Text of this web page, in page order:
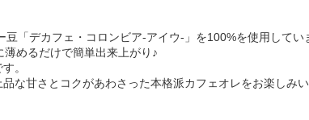
「デカフェ・コロンビア-アイウ-」を100%を使用してい
めるだけで簡単出来上がり♪
。
な甘さとコクがあわさった本格派カフェオレをお楽しみい